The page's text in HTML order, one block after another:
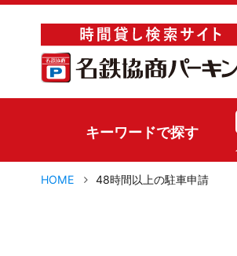
キーワードで探す
HOME 48時間以上の駐車申請